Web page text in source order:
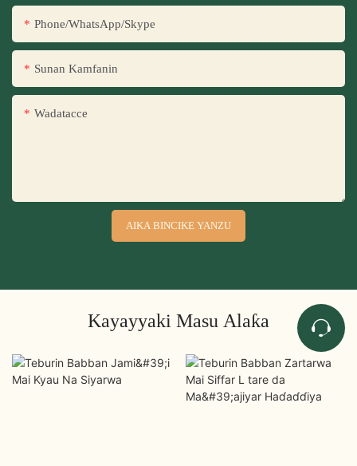
Phone/WhatsApp/Skype
Sunan Kamfanin
Wadatacce
AIKA BINCIKE YANZU
Kayayyaki Masu Alaƙa